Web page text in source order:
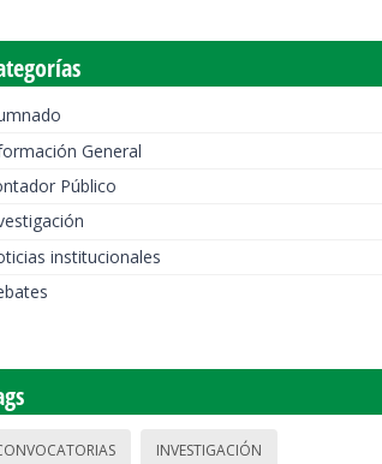
General
Público
institucionales
INVESTIGACIÓN